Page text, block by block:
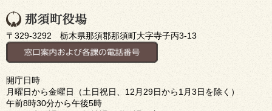
〒329-3292 栃木県那須郡那須町大字寺子丙3-13
開庁日時
月曜日から金曜日（土日祝日、12月29日から1月3日を除く）
午前8時30分から午後5時